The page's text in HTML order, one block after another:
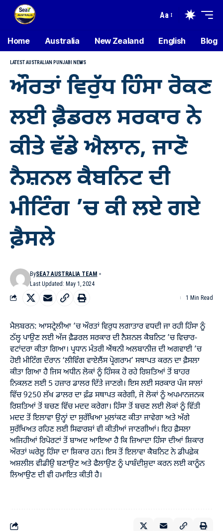
Aa
Home Australia New Zealand English Blog
LATEST AUSTRALIAN PUNJABI NEWS
ਔਰਤਾਂ ਵਿਰੁੱਧ ਹਿੰਸਾ ਰੋਕਣ
ਲਈ ਫ਼ੈਡਰਲ ਸਰਕਾਰ ਨੇ
ਕੀਤੇ ਵੱਡੇ ਐਲਾਨ, ਜਾਣੋ
ਨੈਸ਼ਨਲ ਕੈਬਨਿਟ ਦੀ
ਮੀਟਿੰਗ ’ਚ ਕੀ ਲਏ ਗਏ
ਫ਼ੈਸਲੇ
Last Updated: May 1, 2024
BySEA7 AUSTRALIA TEAM
1 Min Read
ਮੈਲਬਰਨ: ਆਸਟ੍ਰੇਲੀਆ ’ਚ ਔਰਤਾਂ ਵਿਰੁਧ ਲਗਾਤਾਰ ਵਧਦੀ ਜਾ ਰਹੀ ਹਿੰਸਾ ਨੂੰ
ਠੱਲ੍ਹ ਪਾਉਣ ਲਈ ਅੱਜ ਫ਼ੈਡਰਲ ਸਰਕਾਰ ਦੀ ਨੈਸ਼ਨਲ ਕੈਬਨਿਟ ’ਚ ਵਿਚਾਰ-
ਵਟਾਂਦਰਾ ਕੀਤਾ ਗਿਆ। ਪ੍ਰਧਾਨ ਮੰਤਰੀ ਐਂਥਨੀ ਅਲਬਾਨੀਜ਼ ਦੀ ਅਗਵਾਈ ’ਚ
ਹੋਈ ਮੀਟਿੰਗ ਦੌਰਾਨ ‘ਲੀਵਿੰਗ ਵਾਏਲੈਂਸ ਪ੍ਰੋਗਰਾਮ’ ਸਥਾਪਤ ਕਰਨ ਦਾ ਫ਼ੈਸਲਾ
ਕੀਤਾ ਗਿਆ ਹੈ ਜਿਸ ਅਧੀਨ ਲੋਕਾਂ ਨੂੰ ਹਿੰਸਕ ਹੋ ਰਹੇ ਰਿਸ਼ਤਿਆਂ ਤੋਂ ਬਾਹਰ
ਨਿਕਲਣ ਲਈ 5 ਹਜ਼ਾਰ ਡਾਲਰ ਦਿੱਤੇ ਜਾਣਗੇ। ਇਸ ਲਈ ਸਰਕਾਰ ਪੰਜ ਸਾਲਾਂ
ਵਿੱਚ 9250 ਲੱਖ ਡਾਲਰ ਦਾ ਫ਼ੰਡ ਸਥਾਪਤ ਕਰੇਗੀ, ਜੋ ਲੋਕਾਂ ਨੂੰ ਅਪਮਾਨਜਨਕ
ਰਿਸ਼ਤਿਆਂ ਤੋਂ ਬਚਣ ਵਿੱਚ ਮਦਦ ਕਰੇਗਾ। ਹਿੰਸਾ ਤੋਂ ਬਚਣ ਲਈ ਲੋਕਾਂ ਨੂੰ ਵਿੱਤੀ
ਮਦਦ ਤੋਂ ਇਲਾਵਾ ਉਨ੍ਹਾਂ ਦਾ ਸੁਰੱਖਿਆ ਮੁਲਾਂਕਣ ਕੀਤਾ ਜਾਵੇਗਾ ਅਤੇ ਅੱਗੇ
ਸੁਰੱਖਿਅਤ ਰਹਿਣ ਲਈ ਸਿਫਾਰਸ਼ਾਂ ਵੀ ਕੀਤੀਆਂ ਜਾਣਗੀਆਂ। ਇਹ ਫ਼ੈਸਲਾ
ਅਜਿਹੀਆਂ ਰਿਪੋਰਟਾਂ ਤੋਂ ਬਾਅਦ ਆਇਆ ਹੈ ਕਿ ਜ਼ਿਆਦਾ ਹਿੰਸਾ ਦੀਆਂ ਸ਼ਿਕਾਰ
ਔਰਤਾਂ ਘਰੇਲੂ ਹਿੰਸਾ ਦਾ ਸ਼ਿਕਾਰ ਹਨ। ਇਸ ਤੋਂ ਇਲਾਵਾ ਕੈਬਨਿਟ ਨੇ ਡੀਪਫ਼ੇਕ
ਅਸ਼ਲੀਲ ਵੀਡੀਉ ਬਣਾਉਣ ਅਤੇ ਫੈਲਾਉਣ ਨੂੰ ਪਾਬੰਦੀਸ਼ੁਦਾ ਕਰਨ ਲਈ ਕਾਨੂੰਨ
ਲਿਆਉਣ ਦੀ ਵੀ ਹਮਾਇਤ ਕੀਤੀ ਹੈ।